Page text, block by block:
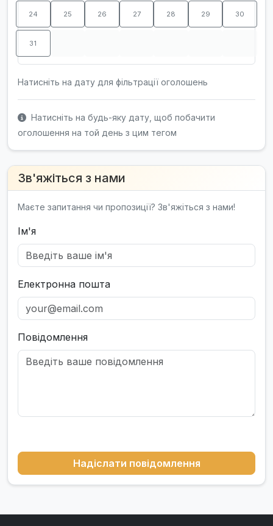
24 25 26 27 28 29 30
31
Натисніть на дату для фільтрації оголошень
Натисніть на будь-яку дату, щоб побачити
оголошення на той день з цим тегом
Зв'яжіться з нами
Маєте запитання чи пропозиції? Зв'яжіться з нами!
Ім'я
Електронна пошта
Повідомлення
Надіслати повідомлення